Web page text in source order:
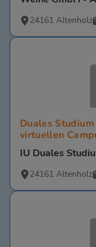
24161 Altenholz
Duales
virtuellen
IU Duales
24161 Altenholz